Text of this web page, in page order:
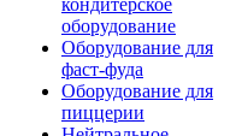
кондитерское
оборудование
Оборудование для
фаст-фуда
Оборудование для
пиццерии